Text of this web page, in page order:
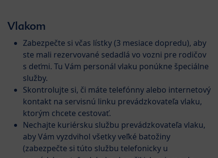
Vlakom
Zabezpečte si včas lístky (3 mesiace dopredu), aby
ste mali rezervované sedadlá vo vozni pre rodičov
s deťmi. Tu Vám personál vlaku ponúkne špeciálne
služby.
Skontrolujte si, či máte telefónny alebo internetový
kontakt na servisnú linku prevádzkovateľa vlaku,
ktorým chcete cestovať.
Nechajte kuriérsku službu prevádzkovateľa vlaku,
aby Vám vyzdvihol všetky veľké batožiny
(zabezpečte si túto službu telefonicky u